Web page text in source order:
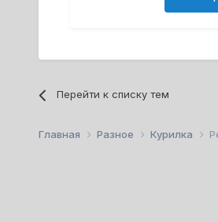
Перейти к списку тем
Главная Разное Курилка